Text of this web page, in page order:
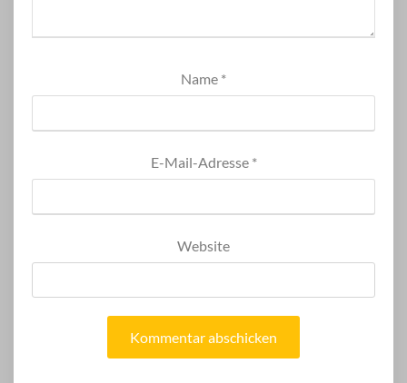
Name *
E-Mail-Adresse *
Website